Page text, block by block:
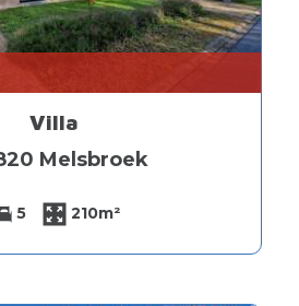
Villa
Melsbroek
5 210m²